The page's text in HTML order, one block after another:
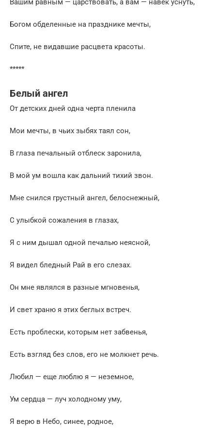
Вашим равным — царствовать, а вам — навек уснуть,
Богом обделенные на празднике мечты,
Спите, не видавшие расцвета красоты.
*****
Белый ангел
От детских дней одна черта пленила
Мои мечты, в чьих зыбях таял сон,
В глаза печальный отблеск заронила,
В мой ум вошла как дальний тихий звон.
Мне снился грустный ангел, белоснежный,
С улыбкой сожаления в глазах,
Я с ним дышал одной печалью неясной,
Я видел бледный Рай в его слезах.
Он мне являлся в разные мгновенья,
И свет храню я этих беглых встреч.
Есть проблески, которым нет забвенья,
Есть взгляд без слов, его не молкнет речь.
Любил — еще люблю я — неземное,
Ум сердца — луч холодному уму,
Я верю в Небо, синее, родное,